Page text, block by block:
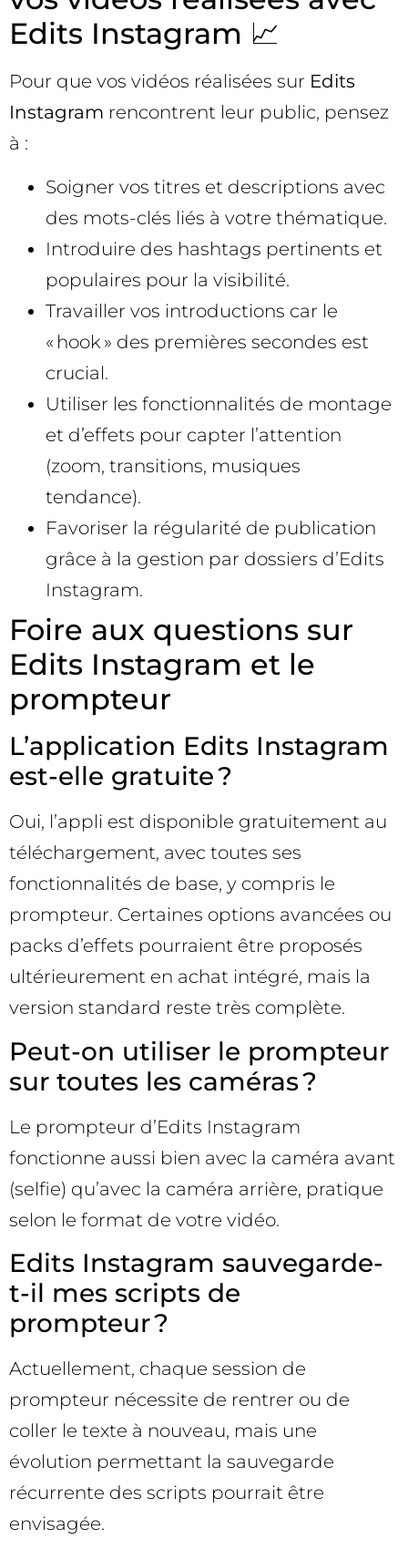
Edits Instagram 📈
Pour que vos vidéos réalisées sur Edits
Instagram rencontrent leur public, pensez
à :
Soigner vos titres et descriptions avec
des mots-clés liés à votre thématique.
Introduire des hashtags pertinents et
populaires pour la visibilité.
Travailler vos introductions car le
« hook » des premières secondes est
crucial.
Utiliser les fonctionnalités de montage
et d’effets pour capter l’attention
(zoom, transitions, musiques
tendance).
Favoriser la régularité de publication
grâce à la gestion par dossiers d’Edits
Instagram.
Foire aux questions sur
Edits Instagram et le
prompteur
L’application Edits Instagram
est-elle gratuite ?
Oui, l’appli est disponible gratuitement au
téléchargement, avec toutes ses
fonctionnalités de base, y compris le
prompteur. Certaines options avancées ou
packs d’effets pourraient être proposés
ultérieurement en achat intégré, mais la
version standard reste très complète.
Peut-on utiliser le prompteur
sur toutes les caméras ?
Le prompteur d’Edits Instagram
fonctionne aussi bien avec la caméra avant
(selfie) qu’avec la caméra arrière, pratique
selon le format de votre vidéo.
Edits Instagram sauvegarde-
t-il mes scripts de
prompteur ?
Actuellement, chaque session de
prompteur nécessite de rentrer ou de
coller le texte à nouveau, mais une
évolution permettant la sauvegarde
récurrente des scripts pourrait être
envisagée.